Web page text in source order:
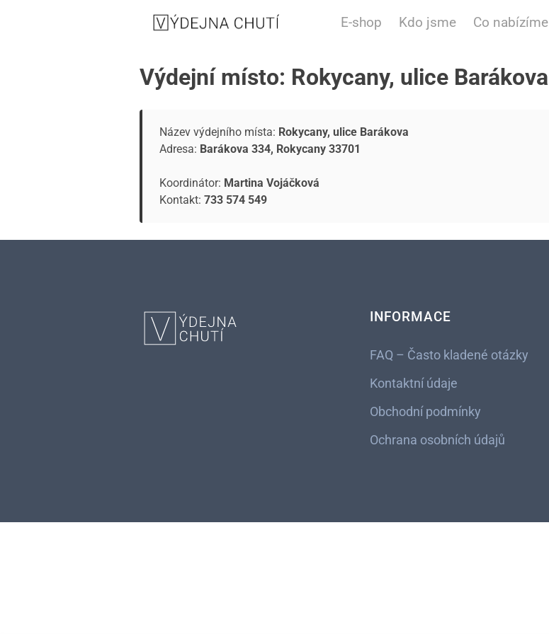
E-shop Kdo jsme Co nabízíme
Výdejní místo: Rokycany, ulice Barákova
Název výdejního místa: Rokycany, ulice Barákova
Adresa: Barákova 334, Rokycany 33701
Koordinátor: Martina Vojáčková
Kontakt: 733 574 549
INFORMACE
FAQ – Často kladené otázky
Kontaktní údaje
Obchodní podmínky
Ochrana osobních údajů